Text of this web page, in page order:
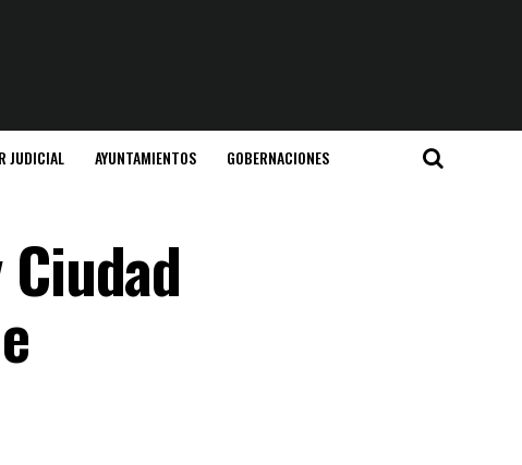
JUDICIAL AYUNTAMIENTOS GOBERNACIONES